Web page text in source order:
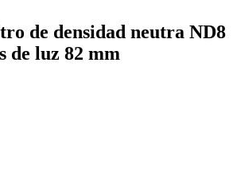
de densidad neutra ND8
de luz 82 mm